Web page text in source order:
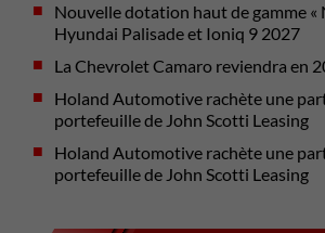
Nouvelle dotation haut de gamme «
Hyundai Palisade et Ioniq 9 2027
La Chevrolet Camaro reviendra en
Holand Automotive rachète une
portefeuille de John Scotti Leasing
Holand Automotive rachète une
portefeuille de John Scotti Leasing